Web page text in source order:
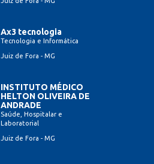
Ax3 tecnologia
Tecnologia e Informática
Juiz de Fora - MG
INSTITUTO MÉDICO
HELTON OLIVEIRA DE
ANDRADE
Saúde, Hospitalar e
Laboratorial
Juiz de Fora - MG